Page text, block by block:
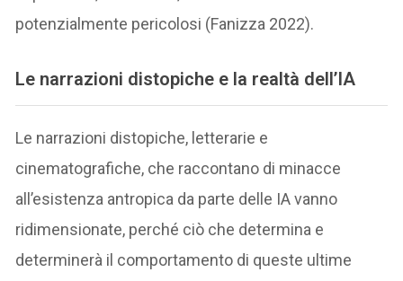
potenzialmente pericolosi (Fanizza 2022).
Le narrazioni distopiche e la realtà dell’IA
Le narrazioni distopiche, letterarie e
cinematografiche, che raccontano di minacce
all’esistenza antropica da parte delle IA vanno
ridimensionate, perché ciò che determina e
determinerà il comportamento di queste ultime